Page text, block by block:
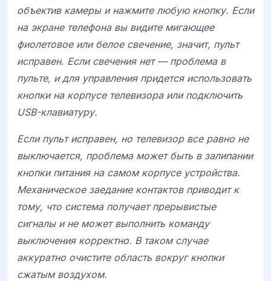
объектив камеры и нажмите любую кнопку. Если
на экране телефона вы видите мигающее
фиолетовое или белое свечение, значит, пульт
исправен. Если свечения нет — проблема в
пульте, и для управления придется использовать
кнопки на корпусе телевизора или подключить
USB-клавиатуру.
Если пульт исправен, но телевизор все равно не
выключается, проблема может быть в залипании
кнопки питания на самом корпусе устройства.
Механическое заедание контактов приводит к
тому, что система получает прерывистые
сигналы и не может выполнить команду
выключения корректно. В таком случае
аккуратно очистите область вокруг кнопки
сжатым воздухом.